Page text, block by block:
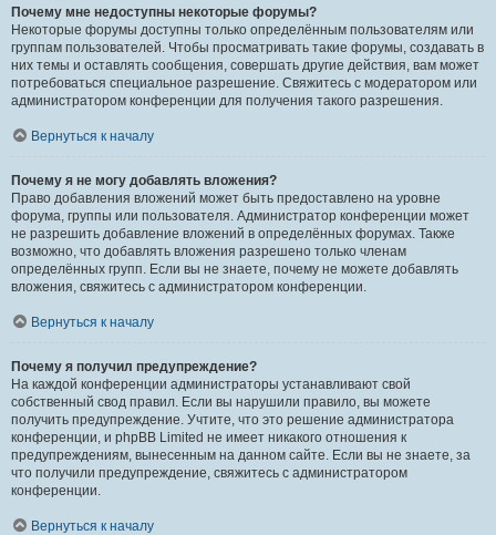
Почему мне недоступны некоторые форумы?
Некоторые форумы доступны только определённым пользователям или
группам пользователей. Чтобы просматривать такие форумы, создавать в
них темы и оставлять сообщения, совершать другие действия, вам может
потребоваться специальное разрешение. Свяжитесь с модератором или
администратором конференции для получения такого разрешения.
Вернуться к началу
Почему я не могу добавлять вложения?
Право добавления вложений может быть предоставлено на уровне
форума, группы или пользователя. Администратор конференции может
не разрешить добавление вложений в определённых форумах. Также
возможно, что добавлять вложения разрешено только членам
определённых групп. Если вы не знаете, почему не можете добавлять
вложения, свяжитесь с администратором конференции.
Вернуться к началу
Почему я получил предупреждение?
На каждой конференции администраторы устанавливают свой
собственный свод правил. Если вы нарушили правило, вы можете
получить предупреждение. Учтите, что это решение администратора
конференции, и phpBB Limited не имеет никакого отношения к
предупреждениям, вынесенным на данном сайте. Если вы не знаете, за
что получили предупреждение, свяжитесь с администратором
конференции.
Вернуться к началу